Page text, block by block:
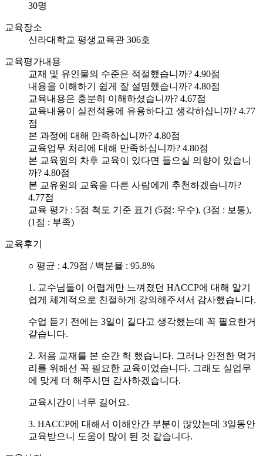
30명
교육장소
신라대학교 평생교육관 306호
교육평가내용
교재 및 유인물의 수준은 적절했습니까? 4.90점
내용을 이해하기 쉽게 잘 설명했습니까? 4.80점
교육내용은 충분히 이해하셨습니까? 4.67점
교육내용이 실전적용에 유용하다고 생각하십니까? 4.77
점
본 과정에 대해 만족하십니까? 4.80점
교육업무 처리에 대해 만족하십니까? 4.80점
본 교육원의 차후 교육이 있다면 들으실 의향이 있습니
까? 4.80점
본 교유원의 교육을 다른 사람에게 추천하겠습니까?
4.77점
교육 평가 : 5점 척도 기준 표기 (5점: 우수), (3점 : 보통),
(1점 : 부족)
교육후기
○ 평균 : 4.79점 / 백분율 : 95.8%
1. 교수님들이 어렵게만 느껴졌던 HACCP에 대해 알기
쉽게 체계적으로 친절하게 강의해주셔서 감사했습니다.
수업 듣기 전에는 3일이 길다고 생각했는데 꼭 필요한거
같습니다.
2. 처음 교재를 본 순간 헉 했습니다. 그러나 안전한 먹거
리를 위해선 꼭 필요한 교육이었습니다. 그래도 실업무
에 맞게 더 해주시면 감사하겠습니다.
교육시간이 너무 길어요.
3. HACCP에 대해서 이해안간 부분이 많았는데 3일동안
교육받으니 도움이 많이 된 것 같습니다.